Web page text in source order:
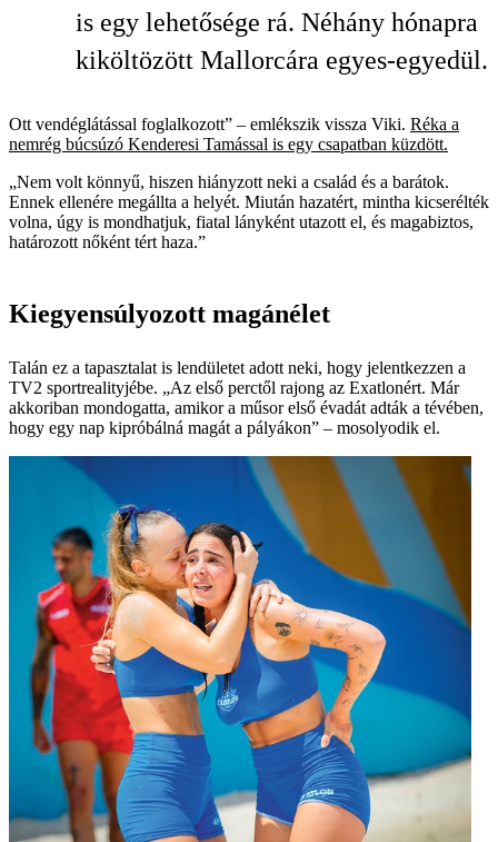
is egy lehetősége rá. Néhány hónapra
kiköltözött Mallorcára egyes-egyedül.
Ott vendéglátással foglalkozott” – emlékszik ­vissza Viki. Réka a
nemrég búcsúzó Kenderesi Tamással is egy csapatban küzdött.
„Nem volt könnyű, hiszen hiányzott neki a család és a barátok.
Ennek ellenére megállta a helyét. Miután hazatért, mintha kicserélték
volna, úgy is mondhatjuk, fiatal lányként utazott el, és magabiztos,
határozott nőként tért haza.”
Kiegyensúlyozott magánélet
Talán ez a tapasztalat is lendületet adott neki, hogy jelentkezzen a
TV2 sportrealityjébe. „Az első perctől rajong az Exatlonért. Már
akkoriban mondogatta, amikor a műsor első évadát adták a tévében,
hogy egy nap kipróbálná magát a pályákon” – mosolyodik el.